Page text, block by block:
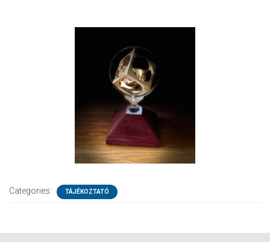
Categories: TÁJÉKOZTATÓ